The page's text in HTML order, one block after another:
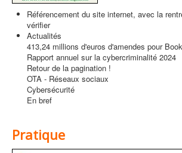
Référencement du site internet, avec la
vérifier
Actualités
413,24 millions d'euros d'amendes pour
Rapport annuel sur la cybercriminalité 2024
Retour de la pagination !
OTA - Réseaux sociaux
Cybersécurité
En bref
Pratique